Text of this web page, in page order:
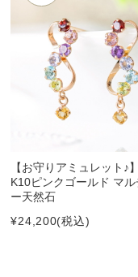
【お守りアミュレット♪
K10ピンクゴールド マル
ー天然石
¥24,200(税込)